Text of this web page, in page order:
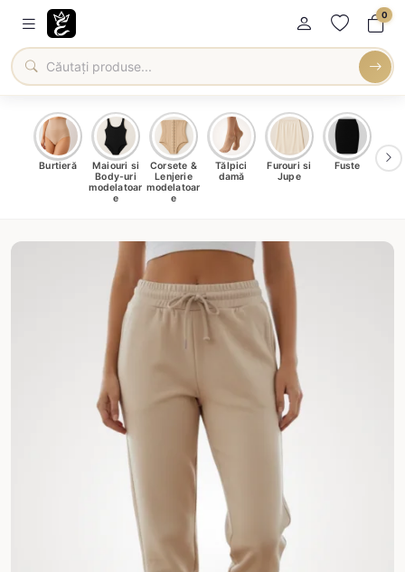
0
Burtieră
Maiouri si
Body-uri
modelatoar
e
Corsete &
Lenjerie
modelatoar
e
Tălpici
damă
Furouri si
Jupe
Fuste